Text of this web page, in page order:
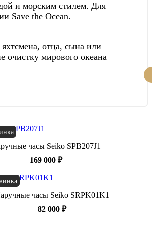
и морским стилем. Для
Save the Ocean.
отца, сына или
мирового океана
часы Seiko SPB207J1
169 000 ₽
часы Seiko SRPK01K1
82 000 ₽